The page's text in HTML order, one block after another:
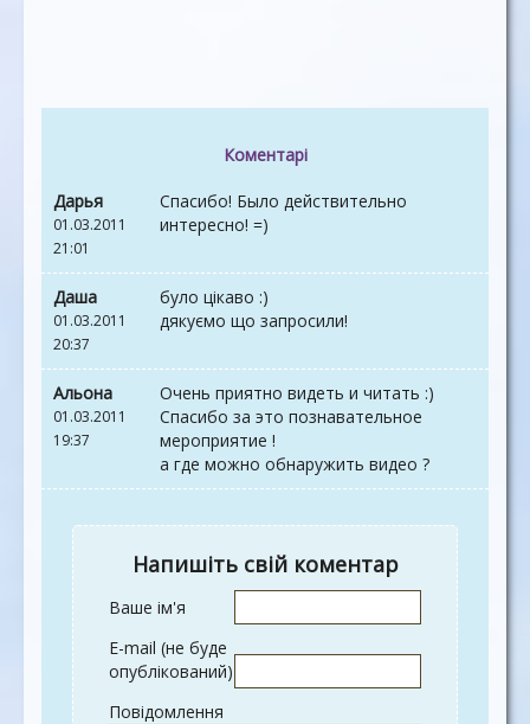
Коментарі
Дарья
01.03.2011
21:01
Спасибо! Было действительно
интересно! =)
Даша
01.03.2011
20:37
було цікаво :)
дякуємо що запросили!
Альона
01.03.2011
19:37
Очень приятно видеть и читать :)
Спасибо за это познавательное
мероприятие !
а где можно обнаружить видео ?
Напишіть свій коментар
Ваше ім'я
E-mail (не буде
опублікований)
Повідомлення